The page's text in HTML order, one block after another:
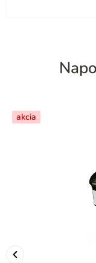
akcia